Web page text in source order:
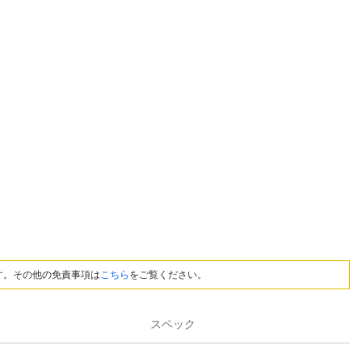
その他の免責事項はこちら をご覧ください。
スペック